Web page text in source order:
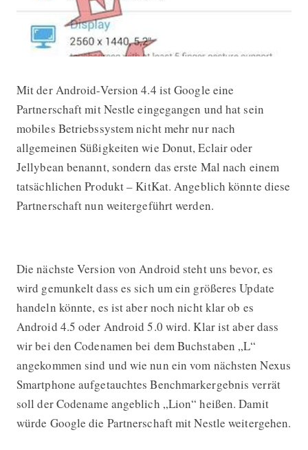
Nächste Version von Android hört
Mit der Android-Version 4.4 ist Google eine
Partnerschaft mit Nestle eingegangen und hat sein
mobiles Betriebssystem nicht mehr nur nach
allgemeinen Süßigkeiten wie Donut, Eclair oder
Jellybean benannt, sondern das erste Mal nach einem
tatsächlichen Produkt – KitKat. Angeblich könnte diese
Partnerschaft nun weitergeführt werden.
Die nächste Version von Android steht uns bevor, es
wird gemunkelt dass es sich um ein größeres Update
handeln könnte, es ist aber noch nicht klar ob es
Android 4.5 oder Android 5.0 wird. Klar ist aber dass
wir bei den Codenamen bei dem Buchstaben „L“
angekommen sind und wie nun ein vom nächsten Nexus
Smartphone aufgetauchtes Benchmarkergebnis verrät
soll der Codename angeblich „Lion“ heißen. Damit
würde Google die Partnerschaft mit Nestle weitergehen.